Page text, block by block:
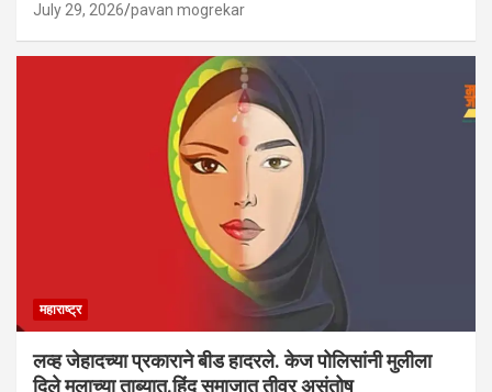
July 29, 2026 pavan mogrekar
महाराष्ट्र
लव्ह जेहादच्या प्रकाराने बीड हादरले. केज पोलिसांनी मुलीला
दिले मुलाच्या ताब्यात.हिंदू समाजात तीव्र असंतोष